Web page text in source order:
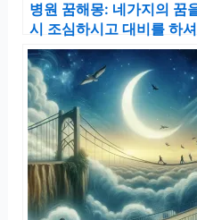
병원 꿈해몽: 네가지의 꿈
시 조심하시고 대비를 하